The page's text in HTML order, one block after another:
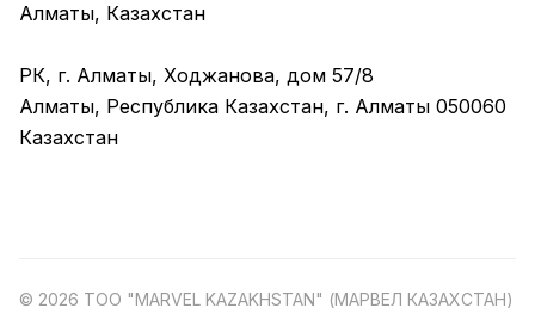
Алматы, Казахстан
РК, г. Алматы, Ходжанова, дом 57/8
Алматы, Республика Казахстан, г. Алматы 050060
Казахстан
© 2026 ТОО "MARVEL KAZAKHSTAN" (МАРВЕЛ КАЗАХСТАН)